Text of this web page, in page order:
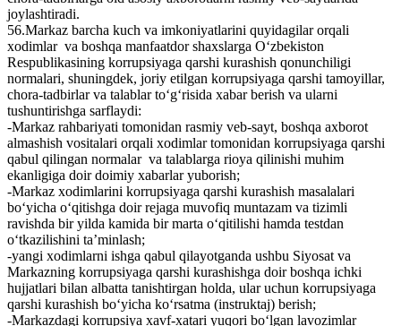
joylashtiradi.
56.Markaz barcha kuch va imkoniyatlarini quyidagilar orqali
xodimlar va boshqa manfaatdor shaxslarga O‘zbekiston
Respublikasining korrupsiyaga qarshi kurashish qonunchiligi
normalari, shuningdek, joriy etilgan korrupsiyaga qarshi tamoyillar,
chora-tadbirlar va talablar to‘g‘risida xabar berish va ularni
tushuntirishga sarflaydi:
-Markaz rahbariyati tomonidan rasmiy veb-sayt, boshqa axborot
almashish vositalari orqali xodimlar tomonidan korrupsiyaga qarshi
qabul qilingan normalar va talablarga rioya qilinishi muhim
ekanligiga doir doimiy xabarlar yuborish;
-Markaz xodimlarini korrupsiyaga qarshi kurashish masalalari
bo‘yicha o‘qitishga doir rejaga muvofiq muntazam va tizimli
ravishda bir yilda kamida bir marta o‘qitilishi hamda testdan
o‘tkazilishini ta’minlash;
-yangi xodimlarni ishga qabul qilayotganda ushbu Siyosat va
Markazning korrupsiyaga qarshi kurashishga doir boshqa ichki
hujjatlari bilan albatta tanishtirgan holda, ular uchun korrupsiyaga
qarshi kurashish bo‘yicha ko‘rsatma (instruktaj) berish;
-Markazdagi korrupsiya xavf-xatari yuqori bo‘lgan lavozimlar